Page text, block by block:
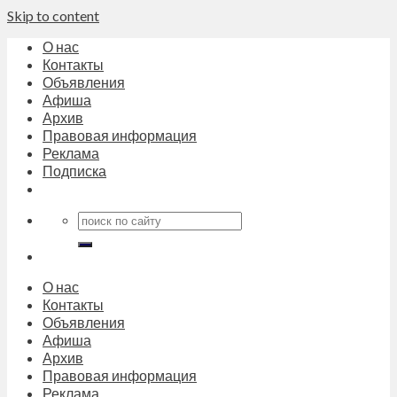
Skip to content
О нас
Контакты
Объявления
Афиша
Архив
Правовая информация
Реклама
Подписка
О нас
Контакты
Объявления
Афиша
Архив
Правовая информация
Реклама